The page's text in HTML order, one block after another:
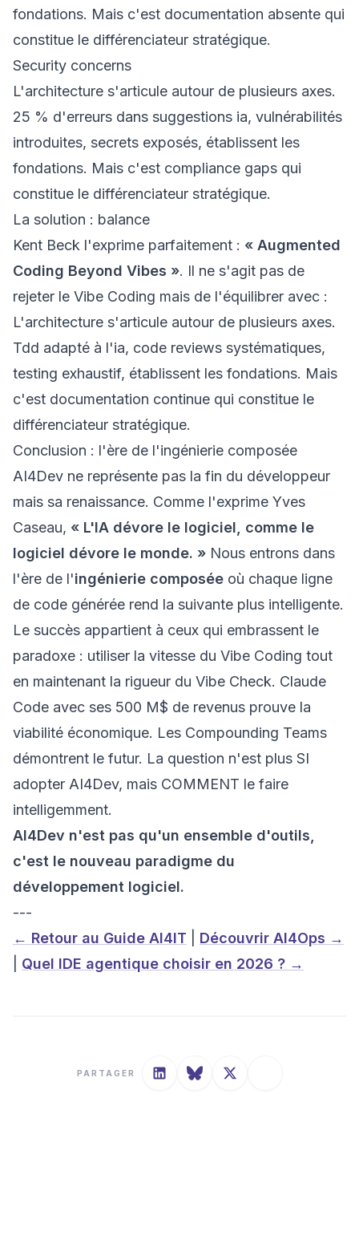
fondations. Mais c'est documentation absente qui
constitue le différenciateur stratégique.
Security concerns
L'architecture s'articule autour de plusieurs axes.
25 % d'erreurs dans suggestions ia, vulnérabilités
introduites, secrets exposés, établissent les
fondations. Mais c'est compliance gaps qui
constitue le différenciateur stratégique.
La solution : balance
Kent Beck l'exprime parfaitement : « Augmented
Coding Beyond Vibes ». Il ne s'agit pas de
rejeter le Vibe Coding mais de l'équilibrer avec :
L'architecture s'articule autour de plusieurs axes.
Tdd adapté à l'ia, code reviews systématiques,
testing exhaustif, établissent les fondations. Mais
c'est documentation continue qui constitue le
différenciateur stratégique.
Conclusion : l'ère de l'ingénierie composée
AI4Dev ne représente pas la fin du développeur
mais sa renaissance. Comme l'exprime Yves
Caseau, « L'IA dévore le logiciel, comme le
logiciel dévore le monde. » Nous entrons dans
l'ère de l'ingénierie composée où chaque ligne
de code générée rend la suivante plus intelligente.
Le succès appartient à ceux qui embrassent le
paradoxe : utiliser la vitesse du Vibe Coding tout
en maintenant la rigueur du Vibe Check. Claude
Code avec ses 500 M$ de revenus prouve la
viabilité économique. Les Compounding Teams
démontrent le futur. La question n'est plus SI
adopter AI4Dev, mais COMMENT le faire
intelligemment.
AI4Dev n'est pas qu'un ensemble d'outils,
c'est le nouveau paradigme du
développement logiciel.
---
← Retour au Guide AI4IT
Découvrir AI4Ops →
Quel IDE agentique choisir en 2026 ? →
PARTAGER